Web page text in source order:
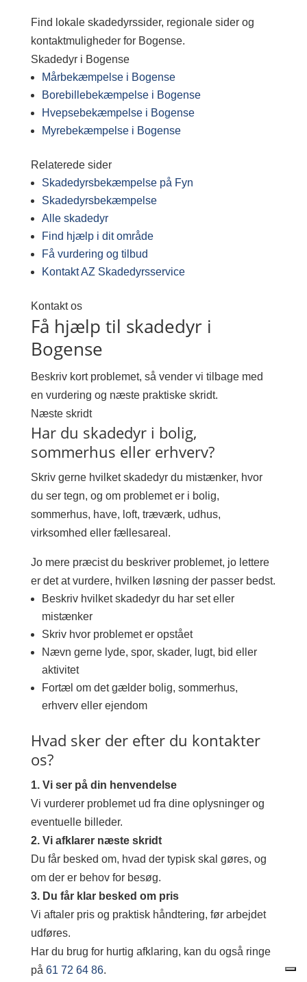
Find lokale skadedyrssider, regionale sider og
kontaktmuligheder for Bogense.
Skadedyr i Bogense
Mårbekæmpelse i Bogense
Borebillebekæmpelse i Bogense
Hvepsebekæmpelse i Bogense
Myrebekæmpelse i Bogense
Relaterede sider
Skadedyrsbekæmpelse på Fyn
Skadedyrsbekæmpelse
Alle skadedyr
Find hjælp i dit område
Få vurdering og tilbud
Kontakt AZ Skadedyrsservice
Kontakt os
Få hjælp til skadedyr i
Bogense
Beskriv kort problemet, så vender vi tilbage med
en vurdering og næste praktiske skridt.
Næste skridt
Har du skadedyr i bolig,
sommerhus eller erhverv?
Skriv gerne hvilket skadedyr du mistænker, hvor
du ser tegn, og om problemet er i bolig,
sommerhus, have, loft, træværk, udhus,
virksomhed eller fællesareal.
Jo mere præcist du beskriver problemet, jo lettere
er det at vurdere, hvilken løsning der passer bedst.
Beskriv hvilket skadedyr du har set eller
mistænker
Skriv hvor problemet er opstået
Nævn gerne lyde, spor, skader, lugt, bid eller
aktivitet
Fortæl om det gælder bolig, sommerhus,
erhverv eller ejendom
Hvad sker der efter du kontakter
os?
1. Vi ser på din henvendelse
Vi vurderer problemet ud fra dine oplysninger og
eventuelle billeder.
2. Vi afklarer næste skridt
Du får besked om, hvad der typisk skal gøres, og
om der er behov for besøg.
3. Du får klar besked om pris
Vi aftaler pris og praktisk håndtering, før arbejdet
udføres.
Har du brug for hurtig afklaring, kan du også ringe
på 61 72 64 86.